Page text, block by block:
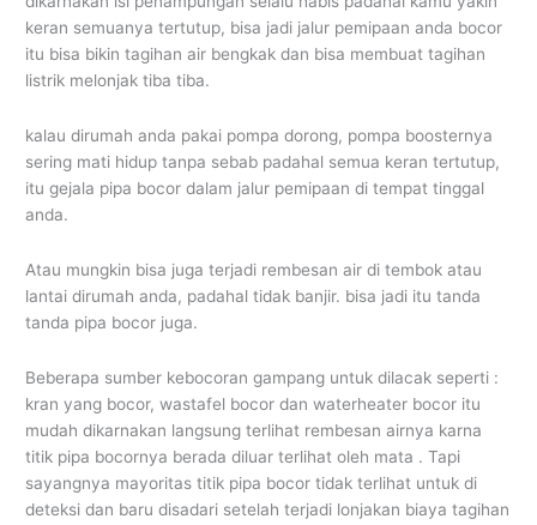
keran semuanya tertutup, bisa jadi jalur pemipaan anda bocor
itu bisa bikin tagihan air bengkak dan bisa membuat tagihan
listrik melonjak tiba tiba.
kalau dirumah anda pakai pompa dorong, pompa boosternya
sering mati hidup tanpa sebab padahal semua keran tertutup,
itu gejala pipa bocor dalam jalur pemipaan di tempat tinggal
anda.
Atau mungkin bisa juga terjadi rembesan air di tembok atau
lantai dirumah anda, padahal tidak banjir. bisa jadi itu tanda
tanda pipa bocor juga.
Beberapa sumber kebocoran gampang untuk dilacak seperti :
kran yang bocor, wastafel bocor dan waterheater bocor itu
mudah dikarnakan langsung terlihat rembesan airnya karna
titik pipa bocornya berada diluar terlihat oleh mata . Tapi
sayangnya mayoritas titik pipa bocor tidak terlihat untuk di
deteksi dan baru disadari setelah terjadi lonjakan biaya tagihan